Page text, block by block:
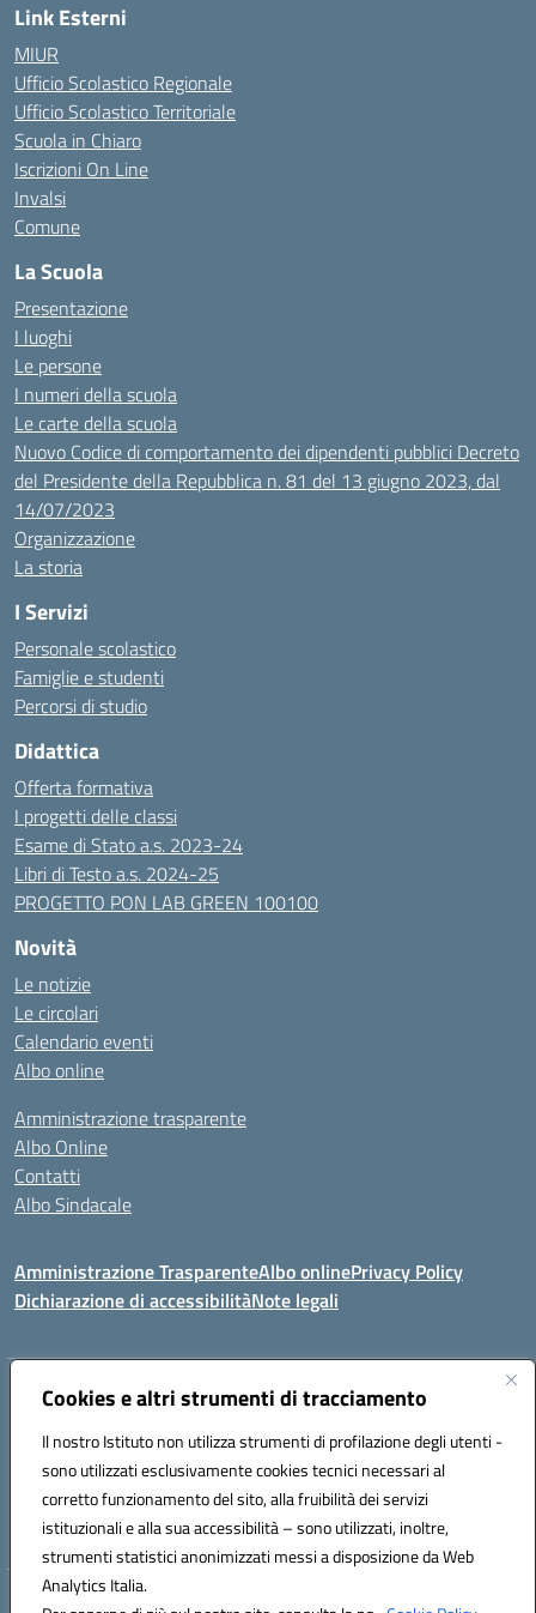
Cookies e altri strumenti di tracciamento
Il nostro Istituto non utilizza strumenti di profilazione degli utenti -
sono utilizzati esclusivamente cookies tecnici necessari al
corretto funzionamento del sito, alla fruibilità dei servizi
istituzionali e alla sua accessibilità – sono utilizzati, inoltre,
strumenti statistici anonimizzati messi a disposizione da Web
Analytics Italia.
Link Esterni
MIUR
Ufficio Scolastico Regionale
Ufficio Scolastico Territoriale
Scuola in Chiaro
Iscrizioni On Line
Invalsi
Comune
La Scuola
Presentazione
I luoghi
Le persone
I numeri della scuola
Le carte della scuola
Nuovo Codice di comportamento dei dipendenti pubblici Decreto
del Presidente della Repubblica n. 81 del 13 giugno 2023, dal
14/07/2023
Organizzazione
La storia
I Servizi
Personale scolastico
Famiglie e studenti
Percorsi di studio
Didattica
Offerta formativa
I progetti delle classi
Esame di Stato a.s. 2023-24
Libri di Testo a.s. 2024-25
PROGETTO PON LAB GREEN 100100
Novità
Le notizie
Le circolari
Calendario eventi
Albo online
Amministrazione trasparente
Albo Online
Contatti
Albo Sindacale
Amministrazione TrasparenteAlbo onlinePrivacy Policy
Dichiarazione di accessibilitàNote legali
Indirizzo:Via De Martis s.n.c. 07029 Tempio Pausania (OT)
Posta elettronica certificata (PEC):sssl030007@pec.istruzione.it
Codice fiscale: 91009410902
Codice meccanografico: SSSL030007
Hosting & Powered by 3D Solution S.r.l.